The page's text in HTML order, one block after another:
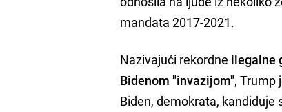
mandata 2017-2021.
Nazivajući rekordne ilegalne
Bidenom "invazijom", Trump
Biden, demokrata, kandiduje